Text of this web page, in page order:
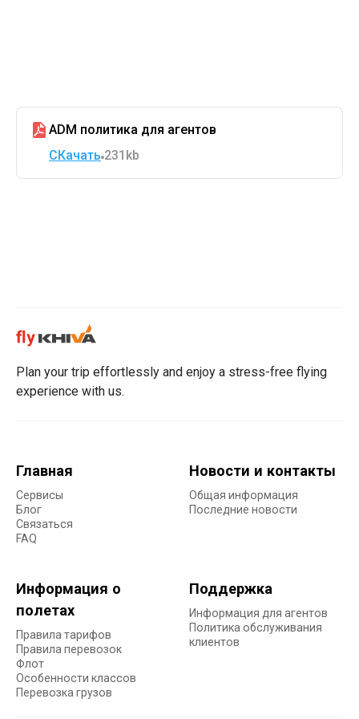
ADM политика для агентов
СКачать 231kb
Plan your trip effortlessly and enjoy a stress-free flying
experience with us.
Главная
Сервисы
Блог
Связаться
FAQ
Новости и контакты
Общая информация
Последние новости
Информация о
полетах
Правила тарифов
Правила перевозок
Флот
Особенности классов
Перевозка грузов
Поддержка
Информация для агентов
Политика обслуживания
клиентов